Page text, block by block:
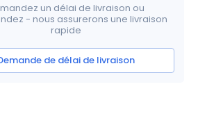
un délai de livraison ou
- nous assurerons une livraison
rapide
de délai de livraison